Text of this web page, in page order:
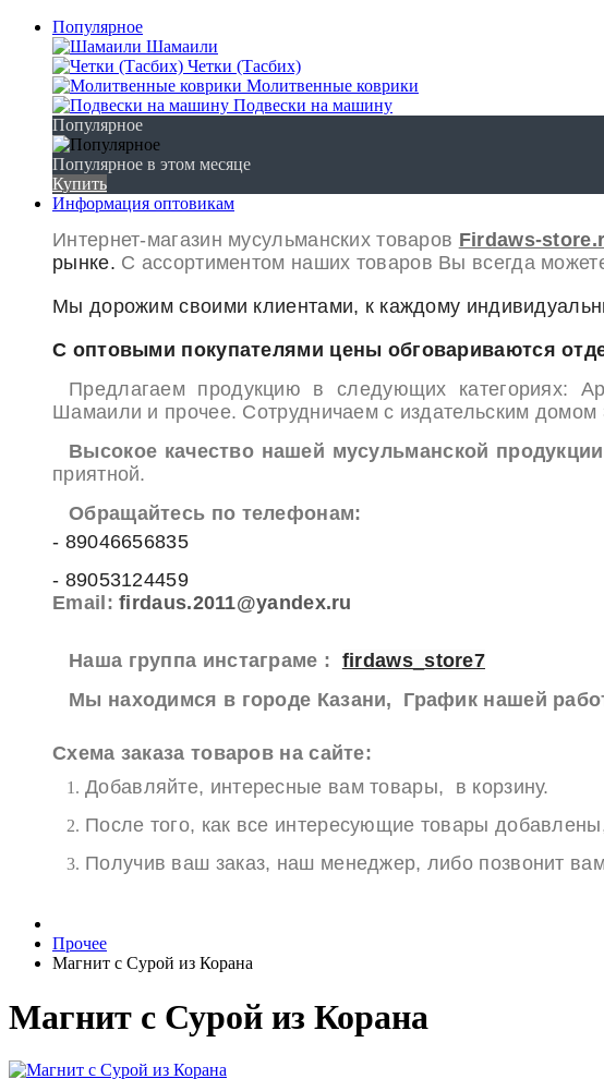
Популярное
Шамаили
Четки (Тасбих)
Молитвенные коврики
Подвески на машину
Популярное
Популярное в этом месяце
Купить
Информация оптовикам
Интернет-магазин мусульманских товаров Firdaws-
рынке. С ассортиментом наших товаров Вы всегда
Мы дорожим своими клиентами, к каждому
С оптовыми покупателями цены обговариваются
Предлагаем продукцию в следующих категориях:
Шамаили и прочее. Сотрудничаем с издательским домом
Высокое качество нашей мусульманской
приятной.
Обращайтесь по телефонам:
- 89046656835
- 89053124459
Email: firdaus.2011@yandex.ru
Наша группа инстаграме : firdaws_store7
Мы находимся в городе Казани, График нашей
Схема заказа товаров на сайте:
Добавляйте, интересные вам товары, в корзину.
После того, как все интересующие товары
Получив ваш заказ, наш менеджер, либо позвонит
Прочее
Магнит с Сурой из Корана
Магнит с Сурой из Корана